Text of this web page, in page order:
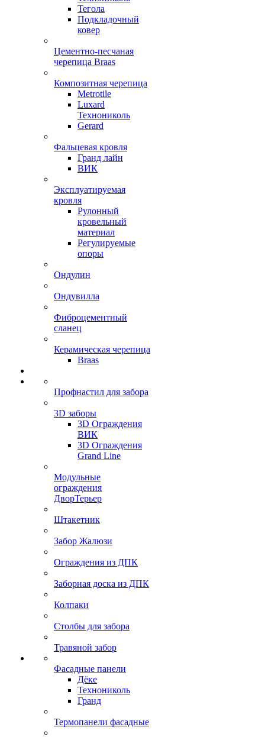
Тегола
Подкладочный
ковер
Цементно-песчаная
черепица Braas
Композитная черепица
Metrotile
Luxard
Технониколь
Gerard
Фальцевая кровля
Гранд лайн
ВИК
Эксплуатируемая
кровля
Рулонный
кровельный
материал
Регулируемые
опоры
Ондулин
Ондувилла
Фиброцементный
сланец
Керамическая черепица
Braas
Профнастил для забора
3D заборы
3D Ограждения
ВИК
3D Ограждения
Grand Line
Модульные
ограждения
ДворТерьер
Штакетник
Забор Жалюзи
Ограждения из ДПК
Заборная доска из ДПК
Колпаки
Столбы для забора
Травяной забор
Фасадные панели
Дёке
Технониколь
Гранд
Термопанели фасадные